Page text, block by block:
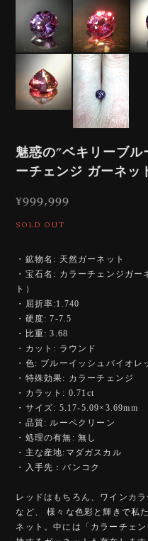
魅惑の”ベキリーブ
ーチェンジ ガーネ
¥999,999
SOLD OUT
・鉱物名: 天然ガーネット
・宝石名: カラーチェンジガー
ト）
・屈折率:1.740
・硬度: 7-7.5
・比重: 3.68
・カット: ラウンド
・色: ブルーイッシュバイオ
・特殊効果: カラーチェンジ
・カラット: 0.71ct
・サイズ: 5.17-5.09×3.69mm
・品質: ルーペクリーン
・処理の有無: 無し
・主な産地:マダガスカル
・入手先：バンコク
レッドはもちろん、ワインカ
など、 様々な色彩と輝きで私
ネット。中には「カラーチェ